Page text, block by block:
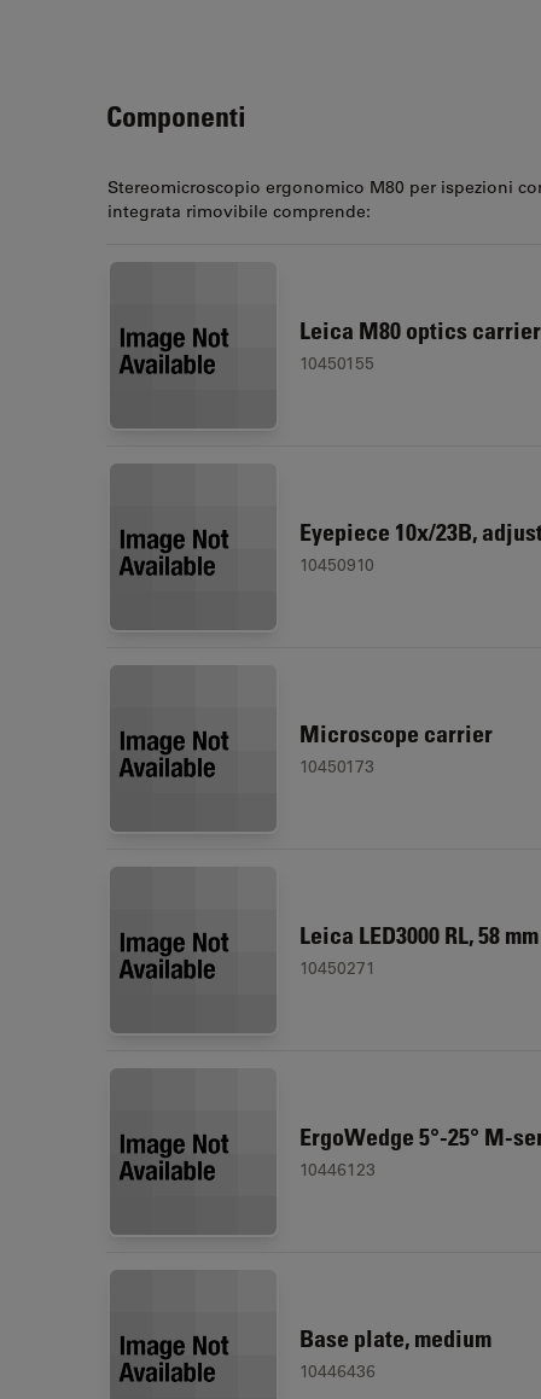
Componenti
Stereomicroscopio ergonomico M80 per ispezioni
integrata rimovibile comprende:
Leica M80 optics carrier
10450155
Eyepiece 10x/23B,
10450910
Microscope carrier
10450173
Leica LED3000 RL, 58 mm
10450271
ErgoWedge 5°-25° M-
10446123
Base plate, medium
10446436